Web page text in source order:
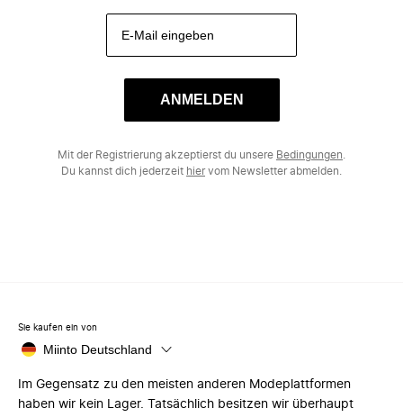
ANMELDEN
Mit der Registrierung akzeptierst du unsere Bedingungen
Du kannst dich jederzeit hiervom Newsletter abmelden.
Sie kaufen ein von
Miinto Deutschland
Im Gegensatz zu den meisten anderen Modeplattformen
haben wir kein Lager. Tatsächlich besitzen wir überhaupt